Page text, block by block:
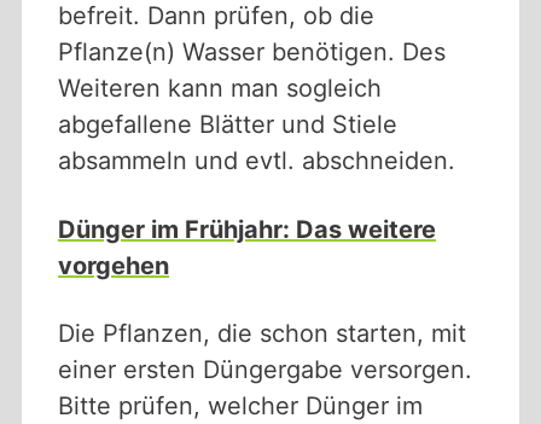
befreit. Dann prüfen, ob die
Pflanze(n) Wasser benötigen. Des
Weiteren kann man sogleich
abgefallene Blätter und Stiele
absammeln und evtl. abschneiden.
Dünger im Frühjahr: Das weitere
vorgehen
Die Pflanzen, die schon starten, mit
einer ersten Düngergabe versorgen.
Bitte prüfen, welcher Dünger im